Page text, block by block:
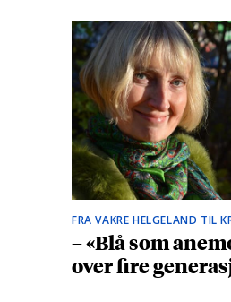
FRA VAKRE HELGELAND TIL
– «Blå som
over fire